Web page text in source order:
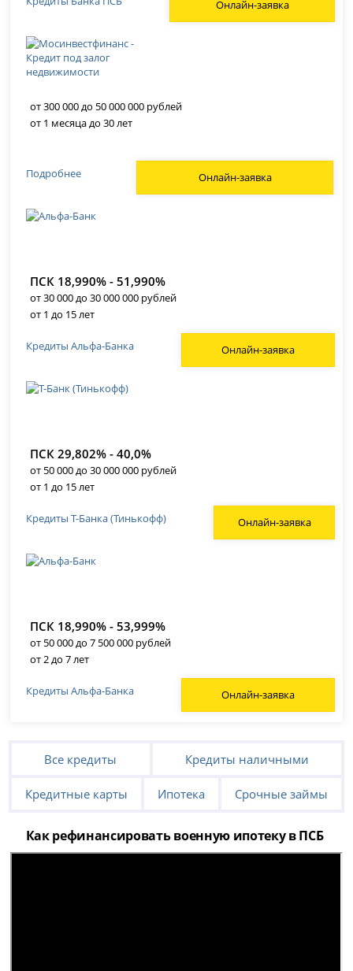
Онлайн-заявка
от 300 000 до 50 000 000 рублей
от 1 месяца до 30 лет
Онлайн-заявка
Подробнее
ПСК 18,990% - 51,990%
от 30 000 до 30 000 000 рублей
от 1 до 15 лет
Онлайн-заявка
Кредиты Альфа-Банка
ПСК 29,802% - 40,0%
от 50 000 до 30 000 000 рублей
от 1 до 15 лет
Онлайн-заявка
Кредиты Т-Банка (Тинькофф)
ПСК 18,990% - 53,999%
от 50 000 до 7 500 000 рублей
от 2 до 7 лет
Онлайн-заявка
Кредиты Альфа-Банка
Все кредиты Кредиты наличными
Кредитные карты Ипотека Срочные займы
Как рефинансировать военную ипотеку в ПСБ